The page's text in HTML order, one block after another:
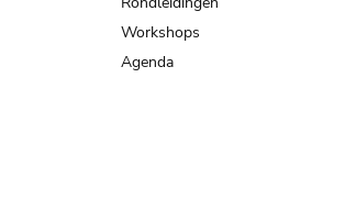
Workshops
Agenda